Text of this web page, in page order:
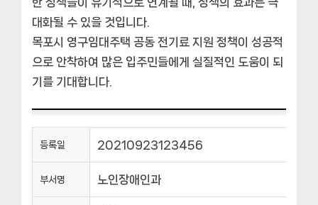
대화될 수 있을 것입니다.
목포시 영구임대주택 공동 전기료 지원 정책이 성공적
으로 안착하여 많은 입주민들에게 실질적인 도움이 되
기를 기대합니다.
등록일 20210923123456
부서명 노인장애인과